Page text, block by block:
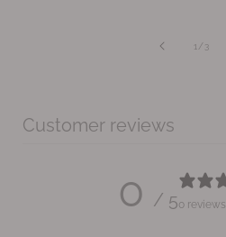
1 /van
3
Customer reviews
0 / 50 reviews